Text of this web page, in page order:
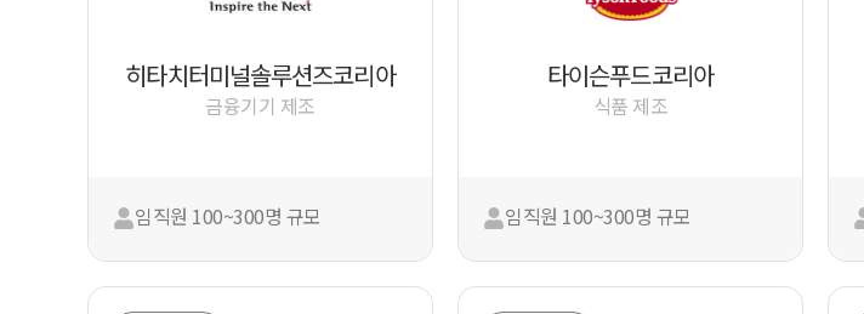
히타치터미널솔루션즈코리아
금융기기 제조
임직원 100~300명 규모
타이슨푸드코리아
식품 제조
임직원 100~300명 규모